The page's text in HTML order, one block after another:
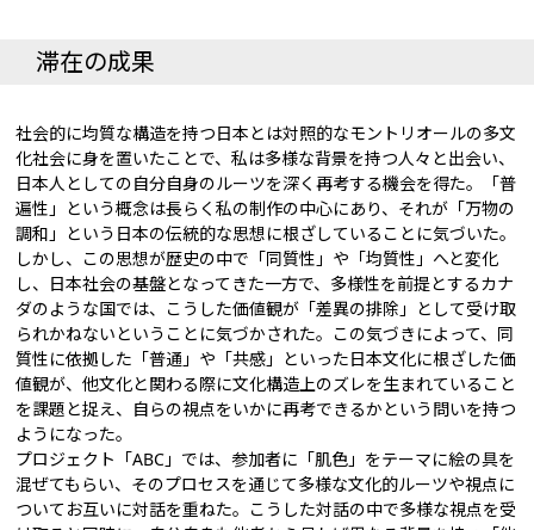
滞在の成果
社会的に均質な構造を持つ日本とは対照的なモントリオールの多文
化社会に身を置いたことで、私は多様な背景を持つ人々と出会い、
日本人としての自分自身のルーツを深く再考する機会を得た。「普
遍性」という概念は長らく私の制作の中心にあり、それが「万物の
調和」という日本の伝統的な思想に根ざしていることに気づいた。
しかし、この思想が歴史の中で「同質性」や「均質性」へと変化
し、日本社会の基盤となってきた一方で、多様性を前提とするカナ
ダのような国では、こうした価値観が「差異の排除」として受け取
られかねないということに気づかされた。この気づきによって、同
質性に依拠した「普通」や「共感」といった日本文化に根ざした価
値観が、他文化と関わる際に文化構造上のズレを生まれていること
を課題と捉え、自らの視点をいかに再考できるかという問いを持つ
ようになった。
プロジェクト「ABC」では、参加者に「肌色」をテーマに絵の具を
混ぜてもらい、そのプロセスを通じて多様な文化的ルーツや視点に
ついてお互いに対話を重ねた。こうした対話の中で多様な視点を受